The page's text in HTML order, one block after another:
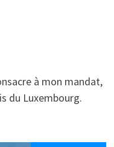
à mon mandat,
du Luxembourg.